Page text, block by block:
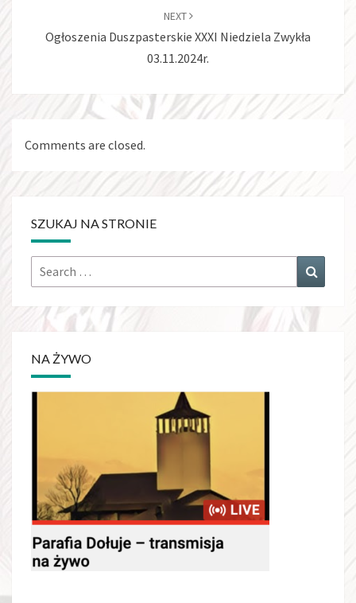
NEXT
Ogłoszenia Duszpasterskie XXXI Niedziela Zwykła
03.11.2024r.
Comments are closed.
SZUKAJ NA STRONIE
Search
for:
NA ŻYWO